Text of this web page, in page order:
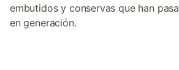
embutidos y conservas que han
en generación.